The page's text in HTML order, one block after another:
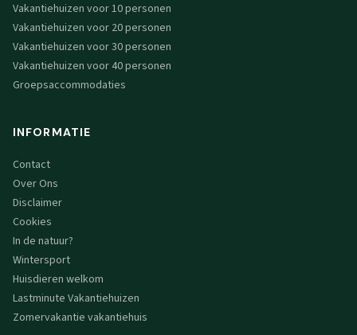
Vakantiehuizen voor 10 personen
Vakantiehuizen voor 20 personen
Vakantiehuizen voor 30 personen
Vakantiehuizen voor 40 personen
Groepsaccommodaties
INFORMATIE
Contact
Over Ons
Disclaimer
Cookies
In de natuur?
Wintersport
Huisdieren welkom
Lastminute Vakantiehuizen
Zomervakantie vakantiehuis